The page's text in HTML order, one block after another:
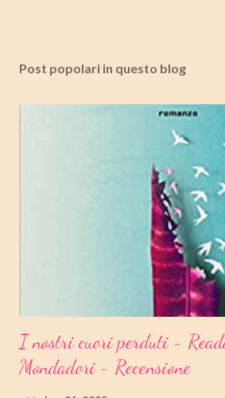
Post popolari in questo blog
I nostri cuori perduti -
Mondadori - Recensione